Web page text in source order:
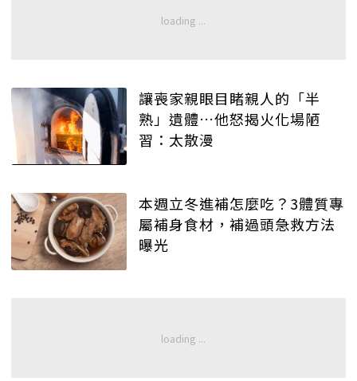
讓喪家親眼目睹親人的「半
熟」遺體…他怒揭火化場陋
習：太散漫
本週立冬進補怎麼吃？3體質專
屬補身食材，補過頭急救方法
曝光